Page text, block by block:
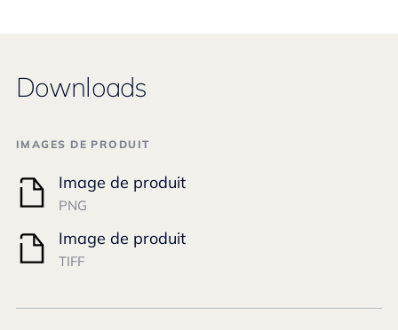
Downloads
IMAGES DE PRODUIT
Image de produit
PNG
Image de produit
TIFF